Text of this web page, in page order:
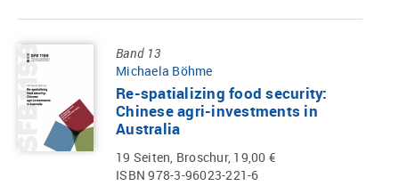
Band 13
Michaela Böhme
Re-spatializing food security:
Chinese agri-investments in
Australia
19 Seiten, Broschur, 19,00 €
ISBN 978-3-96023-221-6